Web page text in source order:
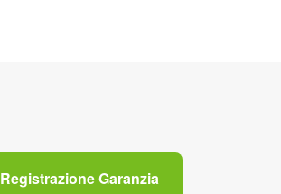
Registrazione Garanzia